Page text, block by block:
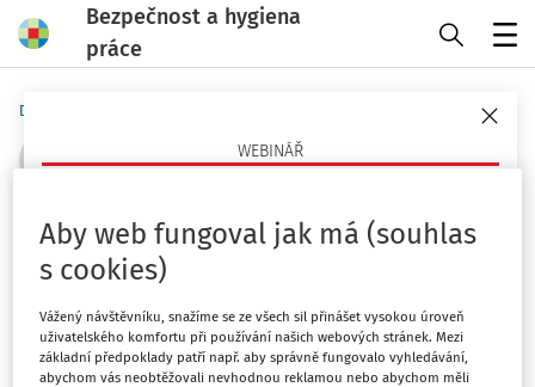
Bezpečnost a hygiena
práce
WEBINÁŘ
Co jsou, proč teď pálí a jak je opřít o právo a praxi
23. 9. 2026
Mgr. Lucie Kyselová
Domů
Bc. Kateřina Kožíková
Sledovat autora
Počet vyhledaných dokumentů:1
Aby web fungoval jak má (souhlas
s cookies)
Vážený návštěvníku, snažíme se ze všech sil přinášet vysokou úroveň
uživatelského komfortu při používání našich webových stránek. Mezi
základní předpoklady patří např. aby správně fungovalo vyhledávání,
abychom vás neobtěžovali nevhodnou reklamou nebo abychom měli